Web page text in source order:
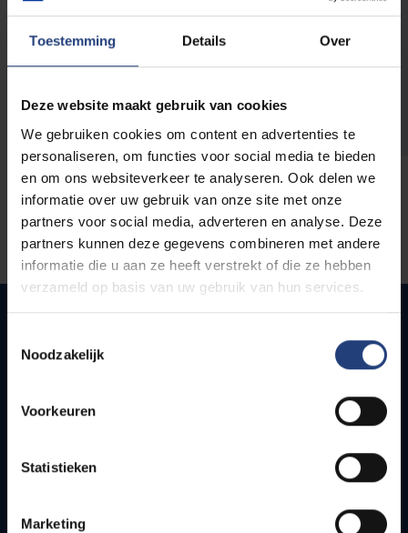
Toestemming Details Over
Deze website maakt gebruik van cookies
We gebruiken cookies om content en advertenties te
personaliseren, om functies voor social media te bieden
en om ons websiteverkeer te analyseren. Ook delen we
informatie over uw gebruik van onze site met onze
partners voor social media, adverteren en analyse. Deze
partners kunnen deze gegevens combineren met andere
informatie die u aan ze heeft verstrekt of die ze hebben
verzameld op basis van uw gebruik van hun services.
Noodzakelijk
Voorkeuren
Statistieken
Marketing
Snel naar
Bereikbaarheid